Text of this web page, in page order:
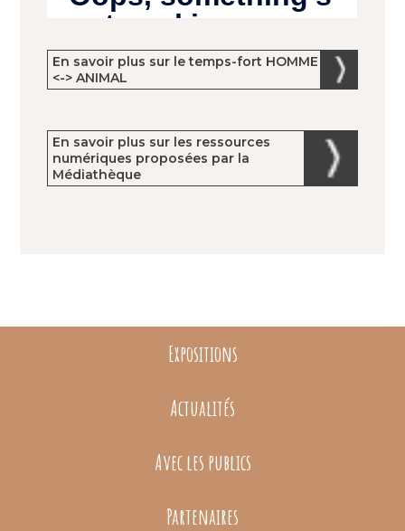
En savoir plus sur le temps-fort HOMME
<-> ANIMAL
En savoir plus sur les ressources
numériques proposées par la
Médiathèque
Expositions
Actualités
Avec les publics
Partenaires